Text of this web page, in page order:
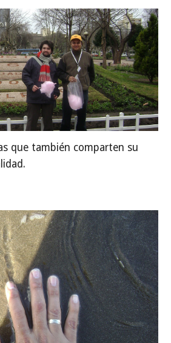
que también comparten su